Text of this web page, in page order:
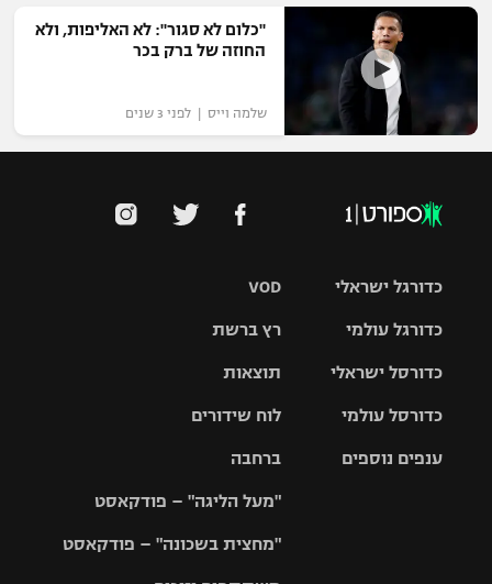
"כלום לא סגור": לא האליפות, ולא
החוזה של ברק בכר
שלמה וייס | לפני 3 שנים
VOD
רץ ברשת
תוצאות
לוח שידורים
ברחבה
"מעל הליגה" – פודקאסט
"מחצית בשכונה" – פודקאסט
כדורגל ישראלי
גביע הטוטו
כדורגל עולמי
האלופות
ליגה
כדורסל ישראלי
סל
כדורסל עולמי
ענפים נוספים